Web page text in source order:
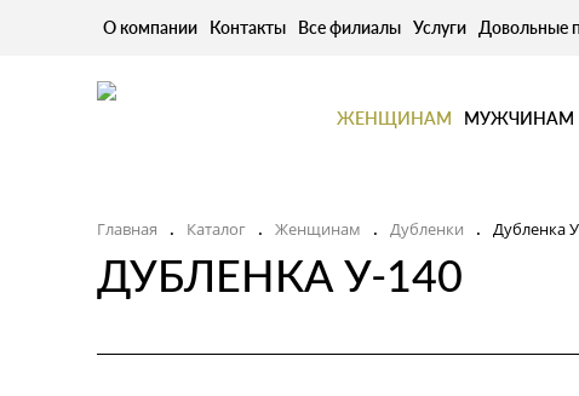
О компании Контакты Все филиалы Услуги Довольные
ЖЕНЩИНАМ МУЖЧИНАМ
Главная . Каталог . Женщинам . Дубленки . Дубленка
ДУБЛЕНКА У-140